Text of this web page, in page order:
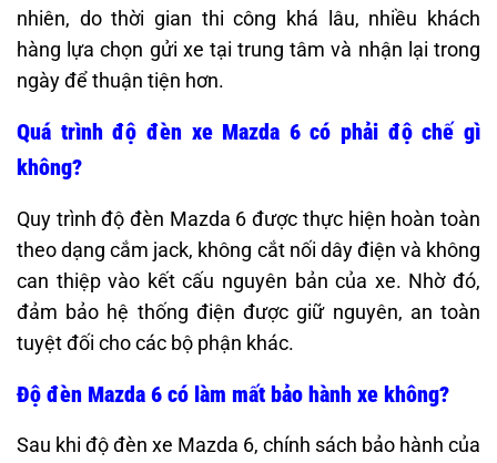
nhiên, do thời gian thi công khá lâu, nhiều khách
hàng lựa chọn gửi xe tại trung tâm và nhận lại trong
ngày để thuận tiện hơn.
Quá trình độ đèn xe Mazda 6 có phải độ chế gì
không?
Quy trình độ đèn Mazda 6 được thực hiện hoàn toàn
theo dạng cắm jack, không cắt nối dây điện và không
can thiệp vào kết cấu nguyên bản của xe. Nhờ đó,
đảm bảo hệ thống điện được giữ nguyên, an toàn
tuyệt đối cho các bộ phận khác.
Độ đèn Mazda 6 có làm mất bảo hành xe không?
Sau khi độ đèn xe Mazda 6, chính sách bảo hành của